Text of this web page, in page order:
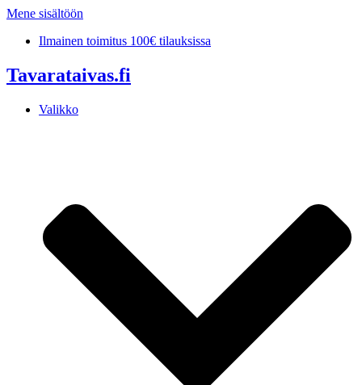
Mene sisältöön
Ilmainen toimitus 100€ tilauksissa
Tavarataivas.fi
Valikko